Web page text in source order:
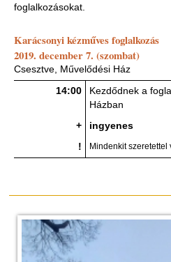
foglalkozásokat.
Karácsonyi kézműves foglalkozás
2019. december 7. (szombat)
Csesztve, Művelődési Ház
14:00
Kezdődnek a
Házban
+
ingyenes
!
Mindenkit szeretettel